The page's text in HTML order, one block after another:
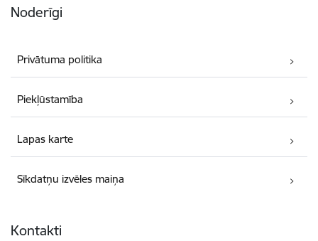
Noderīgi
Privātuma politika
Piekļūstamība
Lapas karte
Sīkdatņu izvēles maiņa
Kontakti